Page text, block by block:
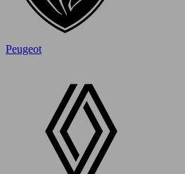
Peugeot